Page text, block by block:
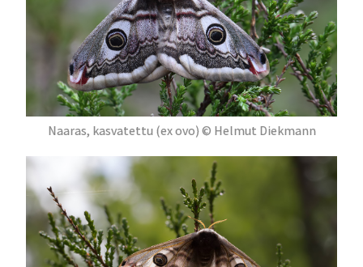
Naaras, kasvatettu (ex ovo) © Helmut Diekmann